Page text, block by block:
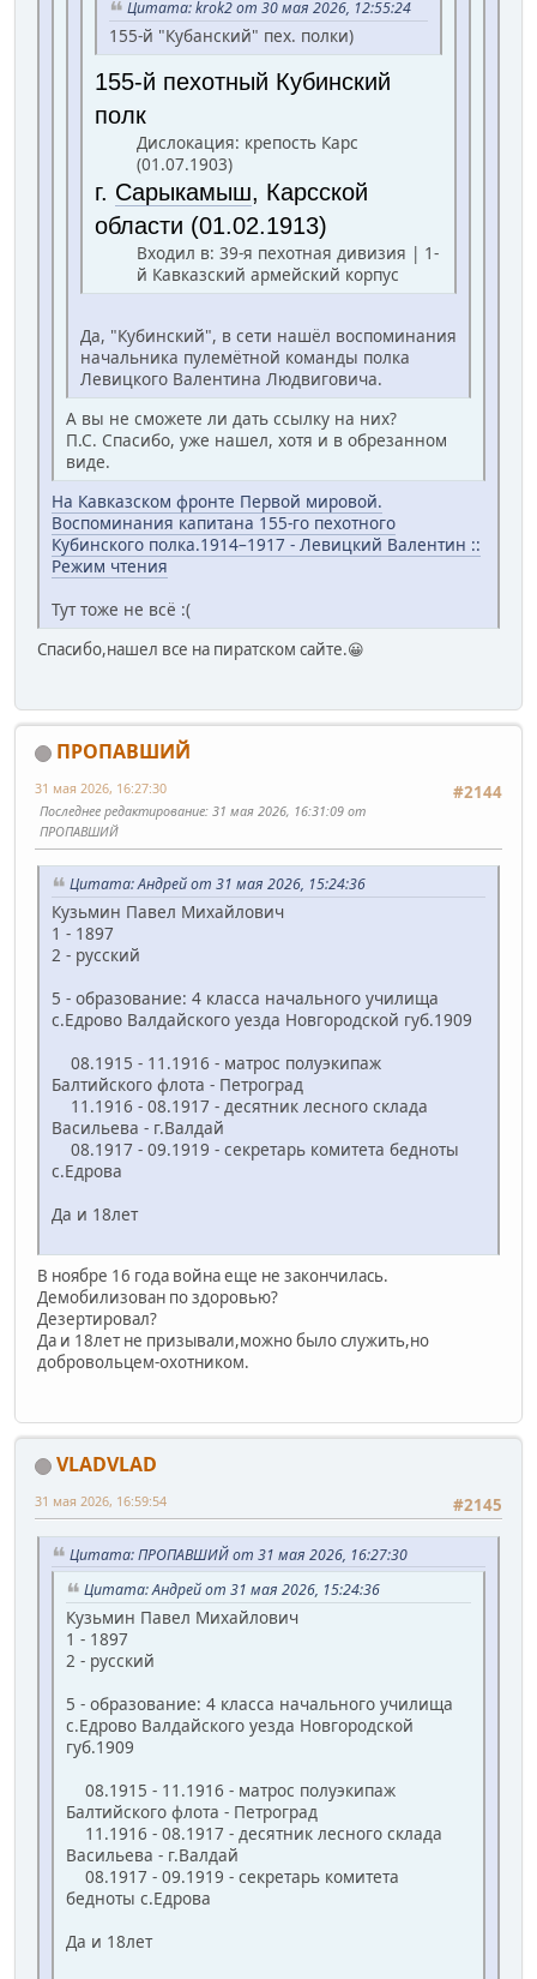
Цитата: krok2 от 30 мая 2026, 12:55:24
155-й "Кубанский" пех. полки)
155-й пехотный Кубинский
полк
Дислокация: крепость Карс
(01.07.1903)
г. Сарыкамыш, Карсской
области (01.02.1913)
Входил в: 39-я пехотная дивизия | 1-
й Кавказский армейский корпус
Да, "Кубинский", в сети нашёл воспоминания
начальника пулемётной команды полка
Левицкого Валентина Людвиговича.
А вы не сможете ли дать ссылку на них?
П.С. Спасибо, уже нашел, хотя и в обрезанном
виде.
На Кавказском фронте Первой мировой.
Воспоминания капитана 155-го пехотного
Кубинского полка.1914–1917 - Левицкий Валентин ::
Режим чтения
Тут тоже не всё :(
Спасибо,нашел все на пиратском сайте.😀
ПРОПАВШИЙ
#2144
31 мая 2026, 16:27:30
Последнее редактирование: 31 мая 2026, 16:31:09 от
ПРОПАВШИЙ
Цитата: Андрей от 31 мая 2026, 15:24:36
Кузьмин Павел Михайлович
1 - 1897
2 - русский
5 - образование: 4 класса начального училища
с.Едрово Валдайского уезда Новгородской губ.1909
08.1915 - 11.1916 - матрос полуэкипаж
Балтийского флота - Петроград
11.1916 - 08.1917 - десятник лесного склада
Васильева - г.Валдай
08.1917 - 09.1919 - секретарь комитета бедноты
с.Едрова
Да и 18лет
В ноябре 16 года война еще не закончилась.
Демобилизован по здоровью?
Дезертировал?
Да и 18лет не призывали,можно было служить,но
добровольцем-охотником.
VLADVLAD
#2145
31 мая 2026, 16:59:54
Цитата: ПРОПАВШИЙ от 31 мая 2026, 16:27:30
Цитата: Андрей от 31 мая 2026, 15:24:36
Кузьмин Павел Михайлович
1 - 1897
2 - русский
5 - образование: 4 класса начального училища
с.Едрово Валдайского уезда Новгородской
губ.1909
08.1915 - 11.1916 - матрос полуэкипаж
Балтийского флота - Петроград
11.1916 - 08.1917 - десятник лесного склада
Васильева - г.Валдай
08.1917 - 09.1919 - секретарь комитета
бедноты с.Едрова
Да и 18лет